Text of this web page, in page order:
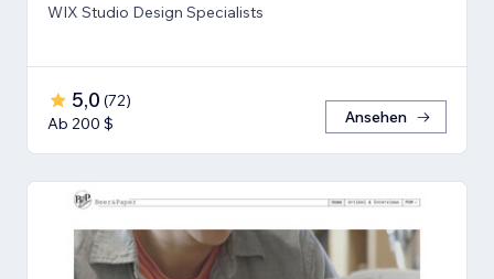
WIX Studio Design Specialists
5,0 (72)
Ab 200 $
Ansehen